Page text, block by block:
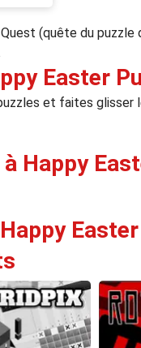
(quête du
Easter
et faites glisser
Happy